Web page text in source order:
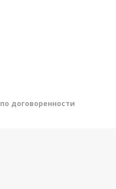
по договоренности